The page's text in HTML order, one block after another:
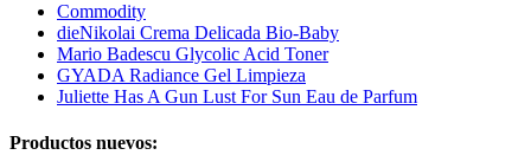
Commodity
dieNikolai Crema Delicada Bio-Baby
Mario Badescu Glycolic Acid Toner
GYADA Radiance Gel Limpieza
Juliette Has A Gun Lust For Sun Eau de Parfum
Productos nuevos: